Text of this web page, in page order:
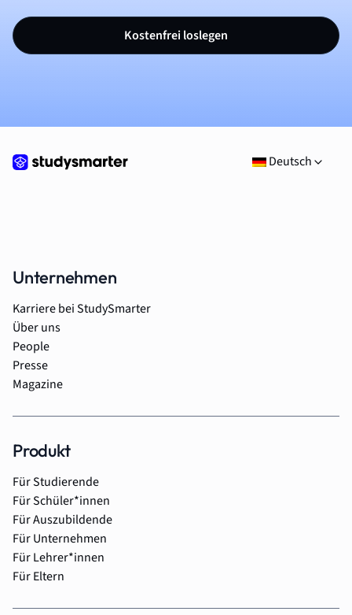
Kostenfrei loslegen
Deutsch
Unternehmen
Karriere bei StudySmarter
Über uns
People
Presse
Magazine
Produkt
Für Studierende
Für Schüler*innen
Für Auszubildende
Für Unternehmen
Für Lehrer*innen
Für Eltern